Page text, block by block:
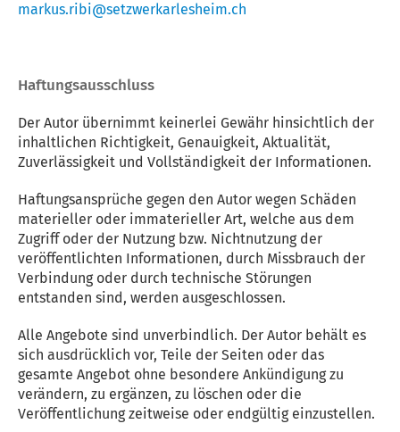
markus.ribi@setzwerkarlesheim.ch
Haftungsausschluss
Der Autor übernimmt keinerlei Gewähr hinsichtlich der
inhaltlichen Richtigkeit, Genauigkeit, Aktualität,
Zuverlässigkeit und Vollständigkeit der Informationen.
Haftungsansprüche gegen den Autor wegen Schäden
materieller oder immaterieller Art, welche aus dem
Zugriff oder der Nutzung bzw. Nichtnutzung der
veröffentlichten Informationen, durch Missbrauch der
Verbindung oder durch technische Störungen
entstanden sind, werden ausgeschlossen.
Alle Angebote sind unverbindlich. Der Autor behält es
sich ausdrücklich vor, Teile der Seiten oder das
gesamte Angebot ohne besondere Ankündigung zu
verändern, zu ergänzen, zu löschen oder die
Veröffentlichung zeitweise oder endgültig einzustellen.